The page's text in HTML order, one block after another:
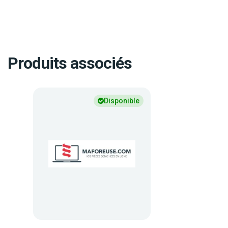
Produits associés
Disponible